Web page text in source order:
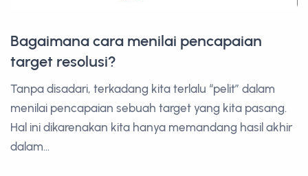
Bagaimana cara menilai pencapaian
target resolusi?
Tanpa disadari, terkadang kita terlalu “pelit” dalam
menilai pencapaian sebuah target yang kita pasang.
Hal ini dikarenakan kita hanya memandang hasil akhir
dalam...